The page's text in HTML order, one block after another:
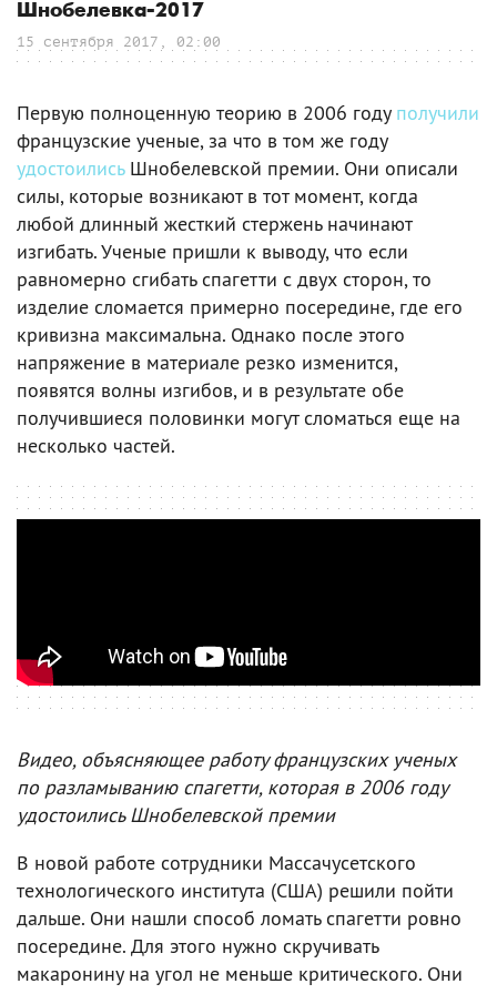
Шнобелевка-2017
15 сентября 2017, 02:00
Первую полноценную теорию в 2006 году получили
французские ученые, за что в том же году
удостоилисьШнобелевской премии. Они описали
силы, которые возникают в тот момент, когда
любой длинный жесткий стержень начинают
изгибать. Ученые пришли к выводу, что если
равномерно сгибать спагетти с двух сторон, то
изделие сломается примерно посередине, где его
кривизна максимальна. Однако после этого
напряжение в материале резко изменится,
появятся волны изгибов, и в результате обе
получившиеся половинки могут сломаться еще на
несколько частей.
Видео, объясняющее работу французских ученых
по разламыванию спагетти, которая в 2006 году
удостоились Шнобелевской премии
В новой работе сотрудники Массачусетского
технологического института (США) решили пойти
дальше. Они нашли способ ломать спагетти ровно
посередине. Для этого нужно скручивать
макаронину на угол не меньше критического. Они